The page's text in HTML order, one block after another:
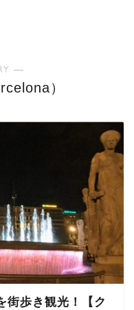
―
）
街歩き観光！【ク